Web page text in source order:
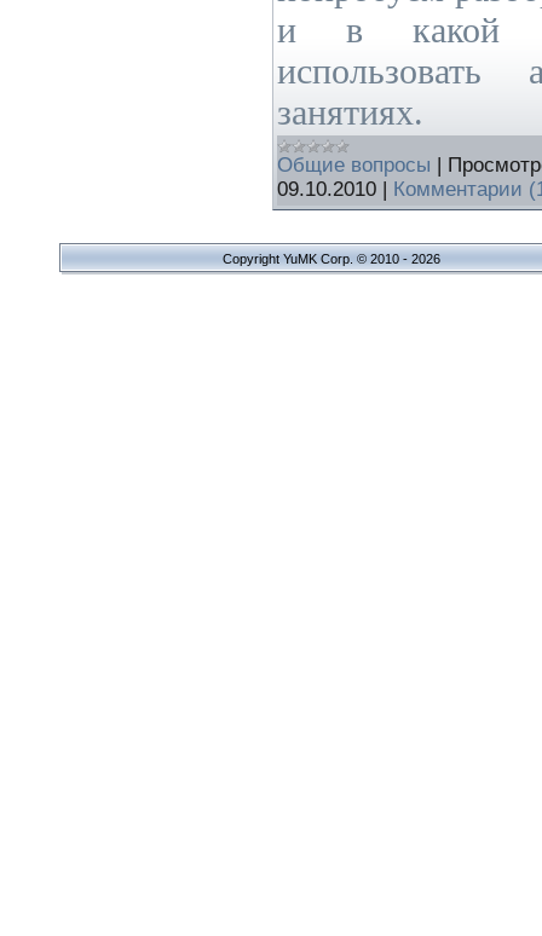
и в какой
занятиях.
Общие вопросы
09.10.2010
Комментарии
Copyright YuMK Corp. © 2010 - 2026